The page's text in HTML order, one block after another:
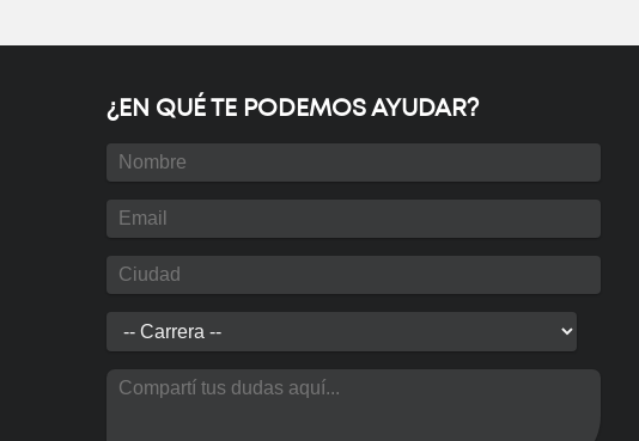
Ingeniería Ambiental
Posgrado: Maestría en Redes
de Datos
¿EN QUÉ TE PODEMOS AYUDAR?